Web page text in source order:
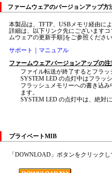
ファームウェアのバージョンアップ
本製品は、TFTP、USBメモリ経由に
詳細は、以下リンク先にございます
ムウェアの更新手順]をご参照くださ
サポート｜マニュアル
ファームウェアバージョンアップの注
ファイル転送が終了するとフラ
SYSTEM LED の点灯中はフラッ
フラッシュメモリーへの書き込
ます。
SYSTEM LED の点灯中は、絶対
プライベートMIB
「DOWNLOAD」ボタンをクリック